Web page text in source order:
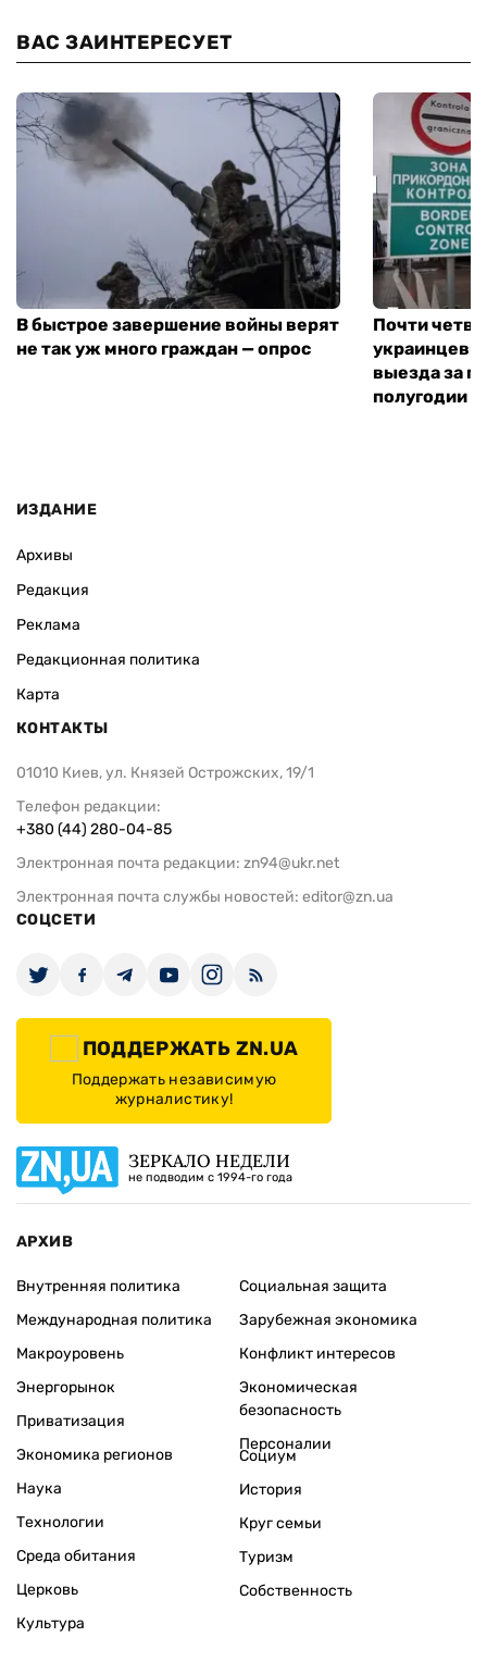
ВАС ЗАИНТЕРЕСУЕТ
В быстрое завершение войны верят
не так уж много граждан — опрос
Почти
украинцев
выезда за
полугодии
ИЗДАНИЕ
Архивы
Редакция
Реклама
Редакционная политика
Карта
КОНТАКТЫ
01010 Киев, ул. Князей Острожских, 19/1
Телефон редакции:
+380 (44) 280-04-85
Электронная почта редакции: zn94@ukr.net
Электронная почта службы новостей: editor@zn.ua
СОЦСЕТИ
ПОДДЕРЖАТЬ ZN.UA
Поддержать независимую
журналистику!
ЗЕРКАЛО НЕДЕЛИ
не подводим с 1994-го года
АРХИВ
Внутренняя политика
Международная политика
Макроуровень
Энергорынок
Приватизация
Экономика регионов
Социальная защита
Зарубежная экономика
Конфликт интересов
Экономическая
безопасность
Персоналии
Наука
Технологии
Среда обитания
Церковь
Культура
Социум
История
Круг семьи
Туризм
Собственность